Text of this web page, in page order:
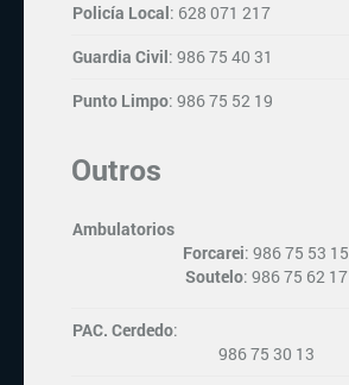
Policía Local: 628 071 217
Guardia Civil: 986 75 40 31
Punto Limpo: 986 75 52 19
Outros
Ambulatorios
Forcarei: 986 75 53 15
Soutelo: 986 75 62 17
PAC. Cerdedo:
986 75 30 13